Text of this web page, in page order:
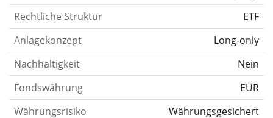
Rechtliche Struktur
ETF
Anlagekonzept
Long-only
Nachhaltigkeit
Nein
Fondswährung
EUR
Währungsrisiko
Währungsgesichert